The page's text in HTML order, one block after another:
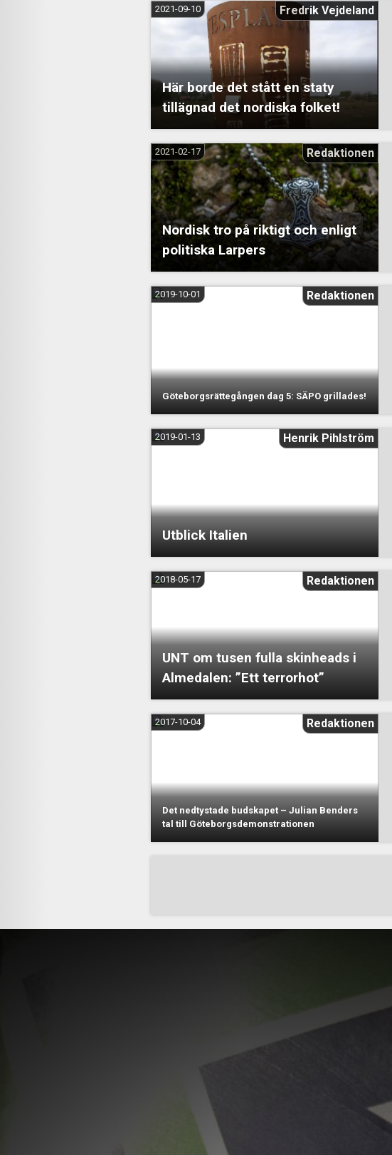
Här borde det stått en staty
tillägnad det nordiska folket!
2021-09-10
Fredrik Vejdeland
Nordisk tro på riktigt och enligt
politiska Larpers
2021-02-17
Redaktionen
Göteborgsrättegången dag 5: SÄPO grillades!
2019-10-01
Redaktionen
Utblick Italien
2019-01-13
Henrik Pihlström
UNT om tusen fulla skinheads i
Almedalen: ”Ett terrorhot”
2018-05-17
Redaktionen
Det nedtystade budskapet – Julian Benders
tal till Göteborgsdemonstrationen
2017-10-04
Redaktionen